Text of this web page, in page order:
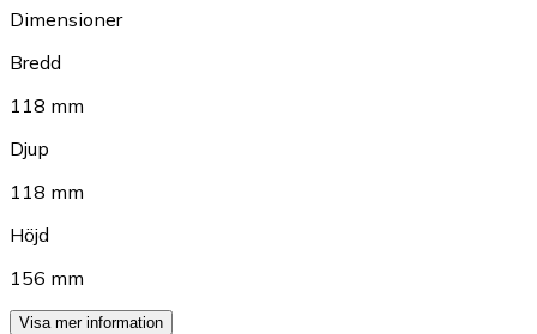
Dimensioner
Bredd
118 mm
Djup
118 mm
Höjd
156 mm
Visa mer information